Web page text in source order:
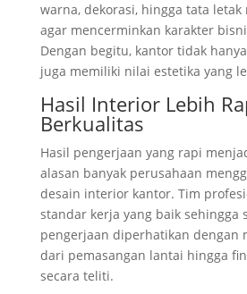
warna, dekorasi, hingga tata
agar mencerminkan karakter
Dengan begitu, kantor tidak
juga memiliki nilai estetika yang
Hasil Interior Lebih
Berkualitas
Hasil pengerjaan yang rapi
alasan banyak perusahaan
desain interior kantor. Tim
standar kerja yang baik sehingga
pengerjaan diperhatikan dengan
dari pemasangan lantai hingga
secara teliti.